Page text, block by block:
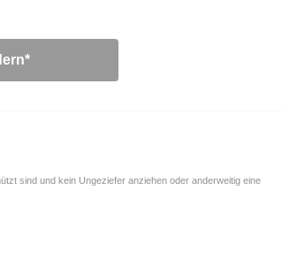
sind und kein Ungeziefer anziehen oder anderweitig eine